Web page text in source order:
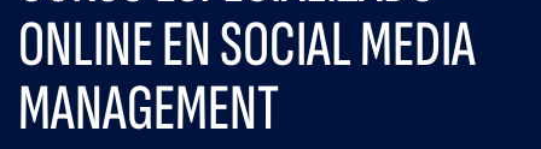
ONLINE EN SOCIAL MEDIA
MANAGEMENT